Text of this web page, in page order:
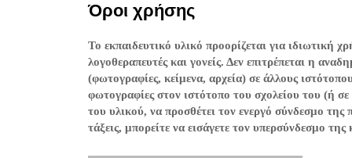
Όροι χρήσης
Το εκπαιδευτικό υλικό προορίζεται για ιδιωτική
λογοθεραπευτές και γονείς. Δεν επιτρέπεται η
(φωτογραφίες, κείμενα, αρχεία) σε άλλους
φωτογραφίες στον ιστότοπο του σχολείου του (ή
του υλικού, να προσθέτει τον ενεργό σύνδεσμο
τάξεις, μπορείτε να εισάγετε τον υπερσύνδεσμο